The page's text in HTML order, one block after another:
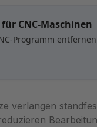
CNC-Maschinen
Programm
verlangen